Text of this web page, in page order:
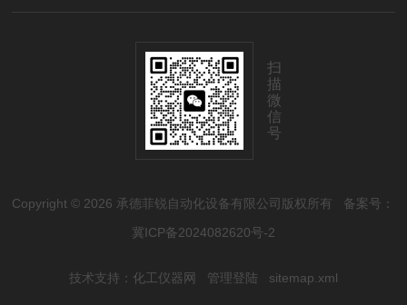
扫
描
微
信
号
Copyright © 2026 承德菲锐自动化设备有限公司版权所有 备案号：
冀ICP备2024082620号-2
技术支持： 化工仪器网 管理登陆 sitemap.xml